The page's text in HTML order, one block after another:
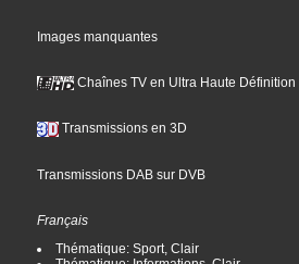
Images manquantes
Chaînes TV en Ultra Haute Définition
Transmissions en 3D
Transmissions DAB sur DVB
Français
Thématique: Sport, Clair